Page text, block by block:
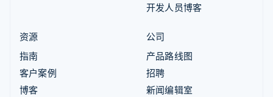
开发人员博客
资源
指南
客户案例
博客
公司
产品路线图
招聘
新闻编辑室